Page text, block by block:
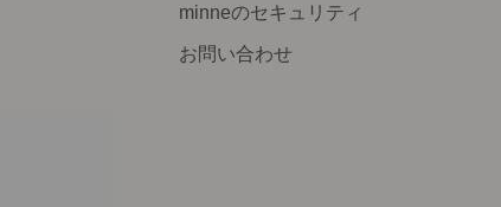
minneのセキュリティ
お問い合わせ